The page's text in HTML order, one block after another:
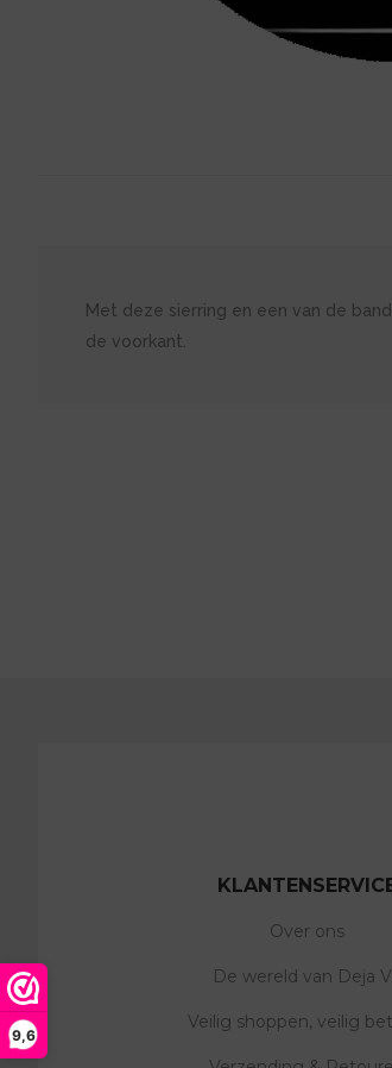
9,6
Met deze sierring en een van de
de voorkant.
Over ons
De wereld van Deja
Veilig shoppen, veilig